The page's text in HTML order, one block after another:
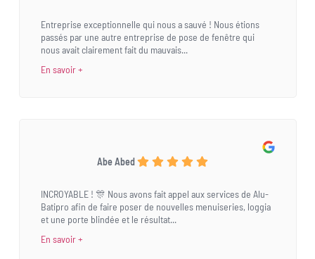
Entreprise exceptionnelle qui nous a sauvé ! Nous étions
passés par une autre entreprise de pose de fenêtre qui
nous avait clairement fait du mauvais...
En savoir +
Abe Abed
INCROYABLE ! 🎊 Nous avons fait appel aux services de Alu-
Batipro afin de faire poser de nouvelles menuiseries, loggia
et une porte blindée et le résultat...
En savoir +